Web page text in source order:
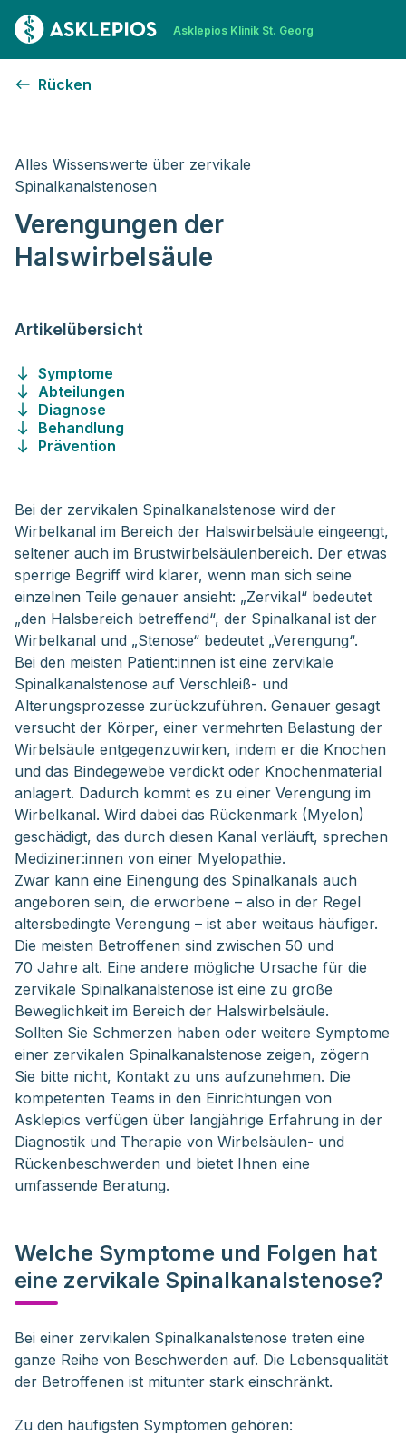
Zur Startseite
Asklepios Klinik St. Georg
Rücken
Alles Wissenswerte über zervikale
Spinalkanalstenosen
Verengungen der
Halswirbelsäule
Artikelübersicht
Symptome
Abteilungen
Diagnose
Behandlung
Prävention
Bei der zervikalen Spinalkanalstenose wird der
Wirbelkanal im Bereich der Halswirbelsäule eingeengt,
seltener auch im Brustwirbelsäulenbereich. Der etwas
sperrige Begriff wird klarer, wenn man sich seine
einzelnen Teile genauer ansieht: „Zervikal“ bedeutet
„den Halsbereich betreffend“, der Spinalkanal ist der
Wirbelkanal und „Stenose“ bedeutet „Verengung“.
Bei den meisten Patient:innen ist eine zervikale
Spinalkanalstenose auf Verschleiß- und
Alterungsprozesse zurückzuführen. Genauer gesagt
versucht der Körper, einer vermehrten Belastung der
Wirbelsäule entgegenzuwirken, indem er die Knochen
und das Bindegewebe verdickt oder Knochenmaterial
anlagert. Dadurch kommt es zu einer Verengung im
Wirbelkanal. Wird dabei das Rückenmark (Myelon)
geschädigt, das durch diesen Kanal verläuft, sprechen
Mediziner:innen von einer Myelopathie.
Zwar kann eine Einengung des Spinalkanals auch
angeboren sein, die erworbene – also in der Regel
altersbedingte Verengung – ist aber weitaus häufiger.
Die meisten Betroffenen sind zwischen 50 und
70 Jahre alt. Eine andere mögliche Ursache für die
zervikale Spinalkanalstenose ist eine zu große
Beweglichkeit im Bereich der Halswirbelsäule.
Sollten Sie Schmerzen haben oder weitere Symptome
einer zervikalen Spinalkanalstenose zeigen, zögern
Sie bitte nicht, Kontakt zu uns aufzunehmen. Die
kompetenten Teams in den Einrichtungen von
Asklepios verfügen über langjährige Erfahrung in der
Diagnostik und Therapie von Wirbelsäulen- und
Rückenbeschwerden und bietet Ihnen eine
umfassende Beratung.
Welche Symptome und Folgen hat
eine zervikale Spinalkanalstenose?
Bei einer zervikalen Spinalkanalstenose treten eine
ganze Reihe von Beschwerden auf. Die Lebensqualität
der Betroffenen ist mitunter stark einschränkt.
Zu den häufigsten Symptomen gehören: